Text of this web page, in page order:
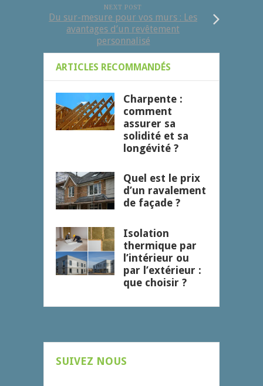
NEXT POST
Du sur-mesure pour vos murs : Les
avantages d’un revêtement
personnalisé
ARTICLES RECOMMANDÉS
Charpente :
comment
assurer sa
solidité et sa
longévité ?
Quel est le prix
d’un ravalement
de façade ?
Isolation
thermique par
l’intérieur ou
par l’extérieur :
que choisir ?
SUIVEZ NOUS